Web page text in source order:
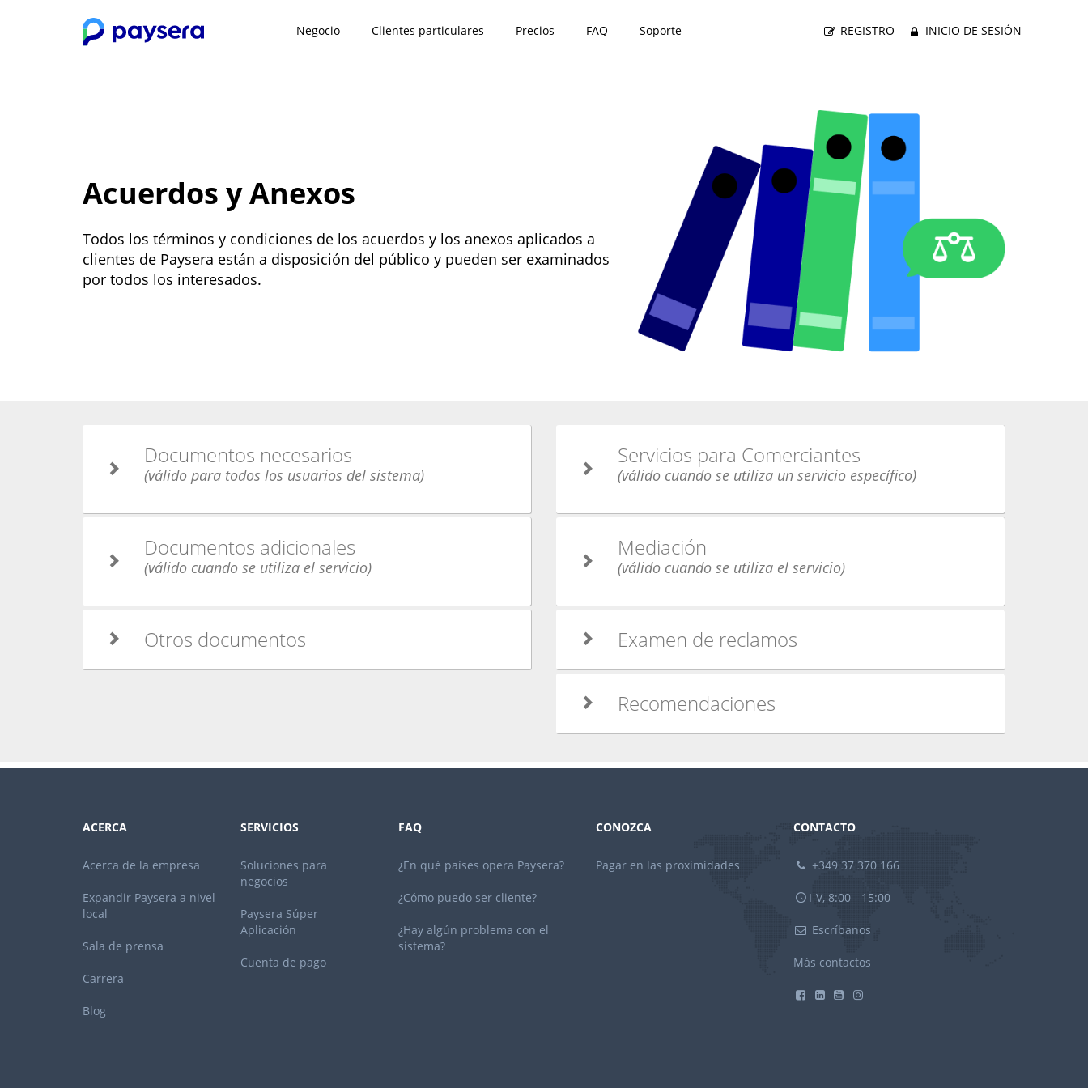
Negocio Clientes particulares Precios FAQ Soporte REGISTRO INICIO DE SESIÓN
Acuerdos y Anexos
Todos los términos y condiciones de los acuerdos y los anexos aplicados a
clientes de Paysera están a disposición del público y pueden ser examinados
por todos los interesados.
Documentos necesarios
(válido para todos los usuarios del sistema)
Documentos adicionales
(válido cuando se utiliza el servicio)
Otros documentos
Servicios para Comerciantes
(válido cuando se utiliza un servicio específico)
Mediación
(válido cuando se utiliza el servicio)
Examen de reclamos
Recomendaciones
ACERCA
Acerca de la empresa
Expandir Paysera a nivel
local
Sala de prensa
Carrera
Blog
SERVICIOS
Soluciones para
negocios
Paysera Súper
Aplicación
Cuenta de pago
FAQ
¿En qué países opera Paysera?
¿Cómo puedo ser cliente?
¿Hay algún problema con el
sistema?
CONOZCA
Pagar en las proximidades
CONTACTO
+349 37 370 166
I-V, 8:00 - 15:00
Escríbanos
Más contactos